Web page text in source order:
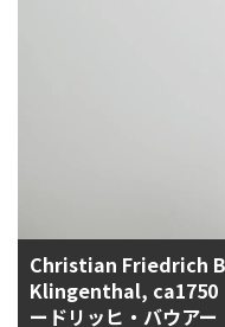
Christian Friedrich
Klingenthal, ca1750
ードリッヒ・バウア